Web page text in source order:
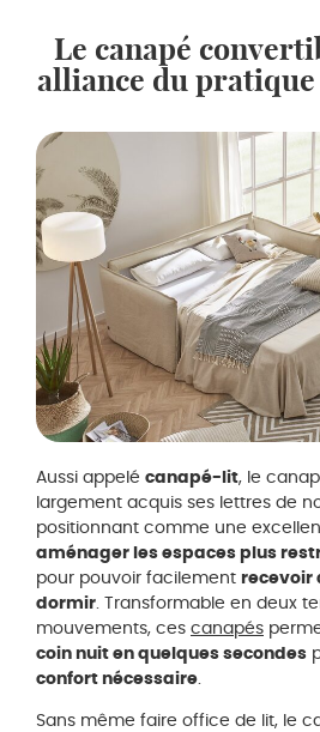
Le canapé
alliance du
Aussi appelé canapé-lit, le
largement acquis ses lettres de
positionnant comme une
aménager les espaces plus
pour pouvoir facilement recevoir
dormir. Transformable en deux
mouvements, ces canapés
coin nuit en quelques second es
confort nécessaire.
Sans même faire office de lit, le